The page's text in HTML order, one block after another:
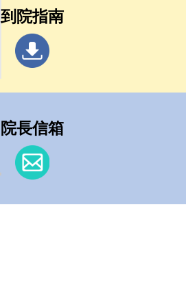
到院指南
院長信箱